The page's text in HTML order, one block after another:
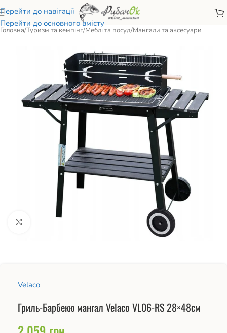
Перейти до навігації
Перейти до основного вмісту
Головна/Туризм та кемпінг/Меблі та посуд/Мангали та аксесуари
Velaco
Гриль-Барбекю мангал Velaco VL06-RS 28×48см